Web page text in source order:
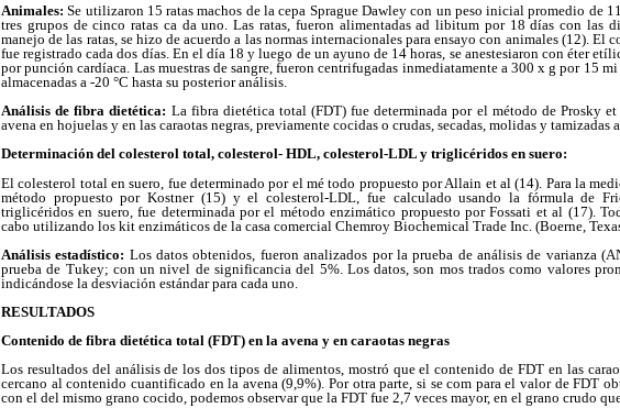
Animales:Se utilizaron 15 ratas machos de la cepa Sprague Dawley con un peso inicial promedio de
tres grupos de cinco ratas ca da uno. Las ratas, fueron alimentadas ad libitum por 18 días con las
manejo de las ratas, se hizo de acuerdo a las normas internacionales para ensayo con animales (12). El
fue registrado cada dos días. En el día 18 y luego de un ayuno de 14 horas, se anestesiaron con éter
por punción cardíaca. Las muestras de sangre, fueron centrifugadas inmediatamente a 300 x g por 15
almacenadas a -20 °C hasta su posterior análisis.
Análisis de fibra dietética: La fibra dietética total (FDT) fue determinada por el método de Prosky
avena en hojuelas y en las caraotas negras, previamente cocidas o crudas, secadas, molidas y tamizadas
Determinación del colesterol total, colesterol- HDL, colesterol-LDL y triglicéridos en suero:
El colesterol total en suero, fue determinado por el mé todo propuesto por Allain et al (14). Para la
método propuesto por Kostner (15) y el colesterol-LDL, fue calculado usando la fórmula de
triglicéridos en suero, fue determinada por el método enzimático propuesto por Fossati et al (17).
cabo utilizando los kit enzimáticos de la casa comercial Chemroy Biochemical Trade Inc. (Boerne,
Análisis estadístico: Los datos obtenidos, fueron analizados por la prueba de análisis de varianza
prueba de Tukey; con un nivel de significancia del 5%. Los datos, son mos trados como valores
indicándose la desviación estándar para cada uno.
RESULTADOS
Contenido de fibra dietética total (FDT) en la avena y en caraotas negras
Los resultados del análisis de los dos tipos de alimentos, mostró que el contenido de FDT en las
cercano al contenido cuantificado en la avena (9,9%). Por otra parte, si se com para el valor de FDT
con el del mismo grano cocido, podemos observar que la FDT fue 2,7 veces mayor, en el grano crudo